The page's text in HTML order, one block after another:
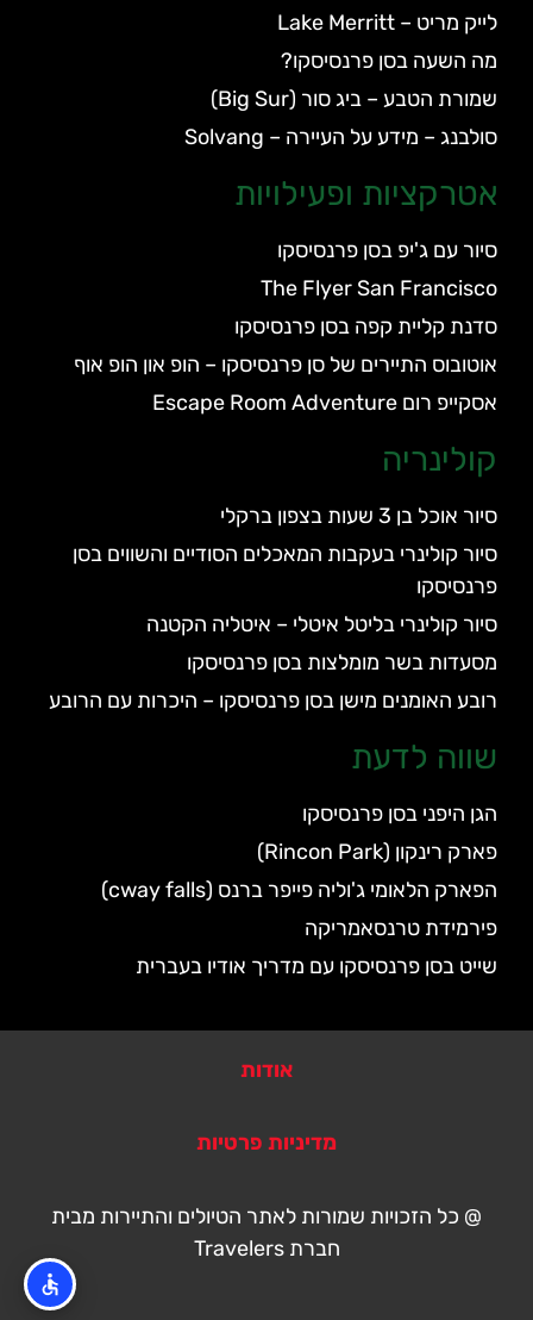
לייק מריט – Lake Merritt
מה השעה בסן פרנסיסקו?
שמורת הטבע – ביג סור (Big Sur)
סולבנג – מידע על העיירה – Solvang
אטרקציות ופעילויות
סיור עם ג'יפ בסן פרנסיסקו
The Flyer San Francisco
סדנת קליית קפה בסן פרנסיסקו
אוטובוס התיירים של סן פרנסיסקו – הופ און הופ אוף
אסקייפ רום Escape Room Adventure
קולינריה
סיור אוכל בן 3 שעות בצפון ברקלי
סיור קולינרי בעקבות המאכלים הסודיים והשווים בסן
פרנסיסקו
סיור קולינרי בליטל איטלי – איטליה הקטנה
מסעדות בשר מומלצות בסן פרנסיסקו
רובע האומנים מישן בסן פרנסיסקו – היכרות עם הרובע
שווה לדעת
הגן היפני בסן פרנסיסקו
פארק רינקון (Rincon Park)
הפארק הלאומי ג'וליה פייפר ברנס (cway falls)
פירמידת טרנסאמריקה
שייט בסן פרנסיסקו עם מדריך אודיו בעברית
אודות
מדיניות פרטיות
@ כל הזכויות שמורות לאתר הטיולים והתיירות מבית
חברת Travelers